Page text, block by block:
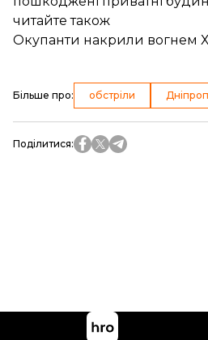
читайте також
Окупанти накрили вогнем
Більше про: обстріли
Поділитися: